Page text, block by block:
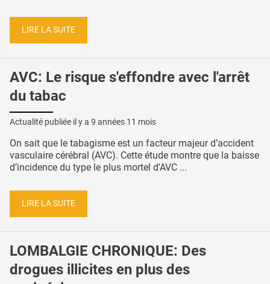
LIRE LA SUITE
AVC: Le risque s'effondre avec l'arrêt
du tabac
Actualité publiée il y a 9 années 11 mois
On sait que le tabagisme est un facteur majeur d’accident
vasculaire cérébral (AVC). Cette étude montre que la baisse
d’incidence du type le plus mortel d'AVC ...
LIRE LA SUITE
LOMBALGIE CHRONIQUE: Des
drogues illicites en plus des